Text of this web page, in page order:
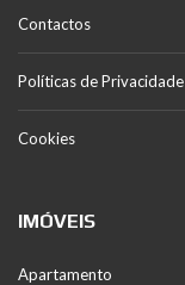
Contactos
Políticas de Privacidade
Cookies
IMÓVEIS
Apartamento